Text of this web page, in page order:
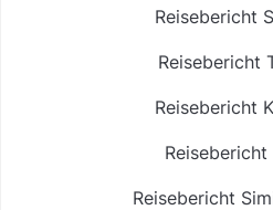
Reisebericht
Reisebericht
Reisebericht
Reisebericht
Reisebericht